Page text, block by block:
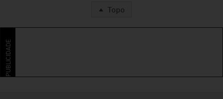
Topo
PUBLICIDADE